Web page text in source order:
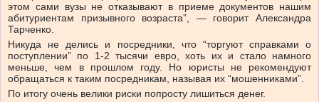
этом сами вузы не отказывают в приеме документов нашим
абитуриентам призывного возраста”, — говорит Александра
Тарченко.
Никуда не делись и посредники, что “торгуют справками о
поступлении” по 1-2 тысячи евро, хоть их и стало намного
меньше, чем в прошлом году. Но юристы не рекомендуют
обращаться к таким посредникам, называя их “мошенниками”.
По итогу очень велики риски попросту лишиться денег.